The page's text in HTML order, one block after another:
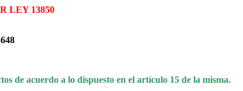
LEY 13850
de acuerdo a lo dispuesto en el artículo 15 de la misma.